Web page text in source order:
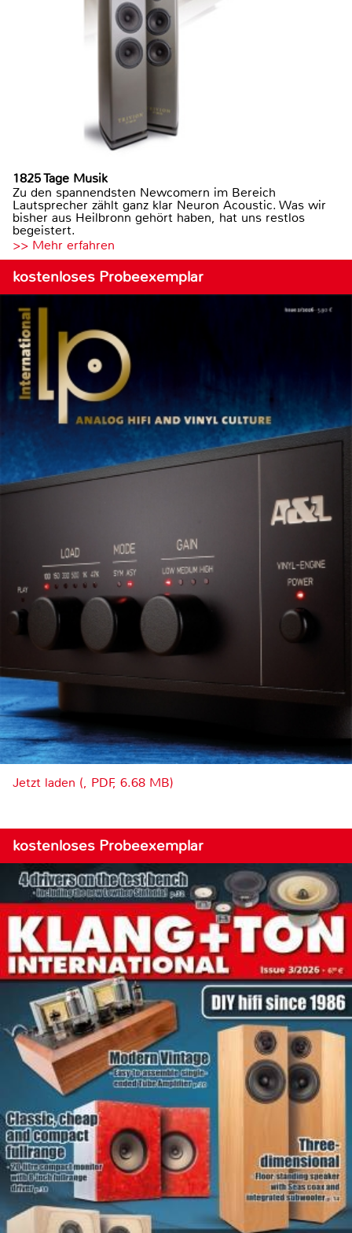
1825 Tage Musik
Zu den spannendsten Newcomern im Bereich
Lautsprecher zählt ganz klar Neuron Acoustic. Was wir
bisher aus Heilbronn gehört haben, hat uns restlos
begeistert.
>> Mehr erfahren
kostenloses Probeexemplar
Jetzt laden (, PDF, 6.68 MB)
kostenloses Probeexemplar